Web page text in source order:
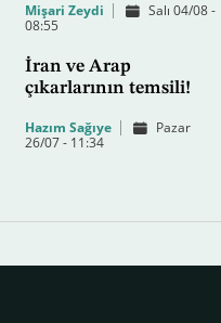
Mişari Zeydi
Salı 04/08 -
08:55
İran ve Arap
çıkarlarının temsili!
Hazım Sağıye
Pazar
26/07 - 11:34